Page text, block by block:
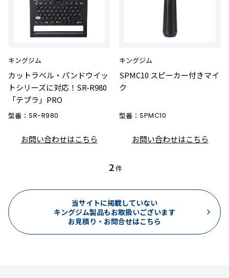
キングジム
カットラベル・パンドウイッ
トシリーズに対応！SR-R980
「テプラ」PRO
型番： SR-R980
お問い合わせはこちら
キングジム
SPMC10 スピーカー付きマイ
ク
型番： SPMC10
お問い合わせはこちら
2件
当サイトに掲載していない
キングジム製品もお取扱いございます
お見積り・お問合せはこちら